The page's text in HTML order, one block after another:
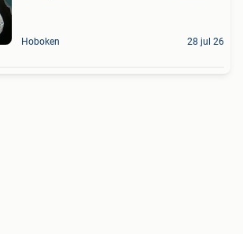
Hoboken 28 jul 26